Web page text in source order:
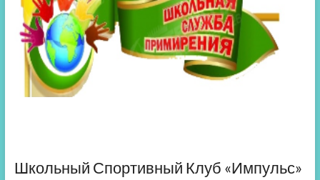
Школьный Спортивный Клуб «Импульс»